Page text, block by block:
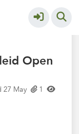
More
Open
27 May
1